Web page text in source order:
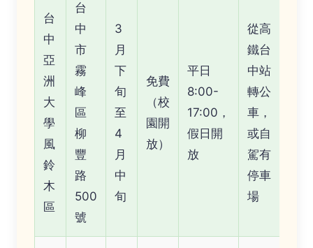
台
中
亞
洲
大
學
風
鈴
木
區
台
中
市
霧
峰
區
柳
豐
路
500
號
3
月
下
旬
至
4
月
中
旬
免費
（校
園開
放）
平日
8:00-
17:00，
假日開
放
從高
鐵台
中站
轉公
車，
或自
駕有
停車
場